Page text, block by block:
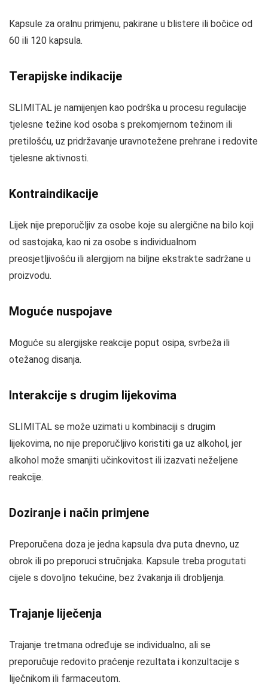
Kapsule za oralnu primjenu, pakirane u blistere ili bočice od
60 ili 120 kapsula.
Terapijske indikacije
SLIMITAL je namijenjen kao podrška u procesu regulacije
tjelesne težine kod osoba s prekomjernom težinom ili
pretilošću, uz pridržavanje uravnotežene prehrane i redovite
tjelesne aktivnosti.
Kontraindikacije
Lijek nije preporučljiv za osobe koje su alergične na bilo koji
od sastojaka, kao ni za osobe s individualnom
preosjetljivošću ili alergijom na biljne ekstrakte sadržane u
proizvodu.
Moguće nuspojave
Moguće su alergijske reakcije poput osipa, svrbeža ili
otežanog disanja.
Interakcije s drugim lijekovima
SLIMITAL se može uzimati u kombinaciji s drugim
lijekovima, no nije preporučljivo koristiti ga uz alkohol, jer
alkohol može smanjiti učinkovitost ili izazvati neželjene
reakcije.
Doziranje i način primjene
Preporučena doza je jedna kapsula dva puta dnevno, uz
obrok ili po preporuci stručnjaka. Kapsule treba progutati
cijele s dovoljno tekućine, bez žvakanja ili drobljenja.
Trajanje liječenja
Trajanje tretmana određuje se individualno, ali se
preporučuje redovito praćenje rezultata i konzultacije s
liječnikom ili farmaceutom.